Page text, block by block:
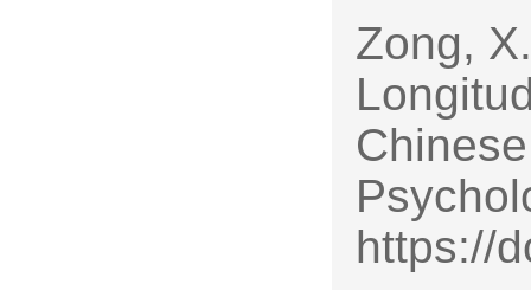
Zong,
https://